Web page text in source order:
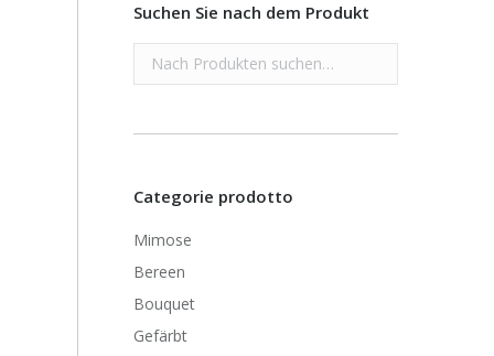
Suchen Sie nach dem Produkt
Categorie prodotto
Mimose
Bereen
Bouquet
Gefärbt